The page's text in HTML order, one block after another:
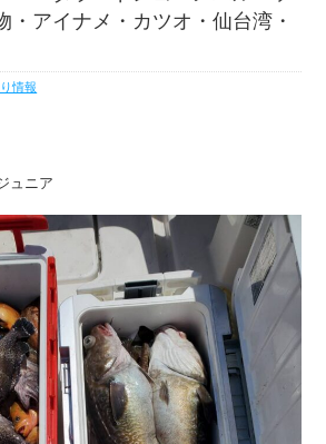
中古艇情報
・アイナメ・カツオ・仙台湾・
情報
ュニア